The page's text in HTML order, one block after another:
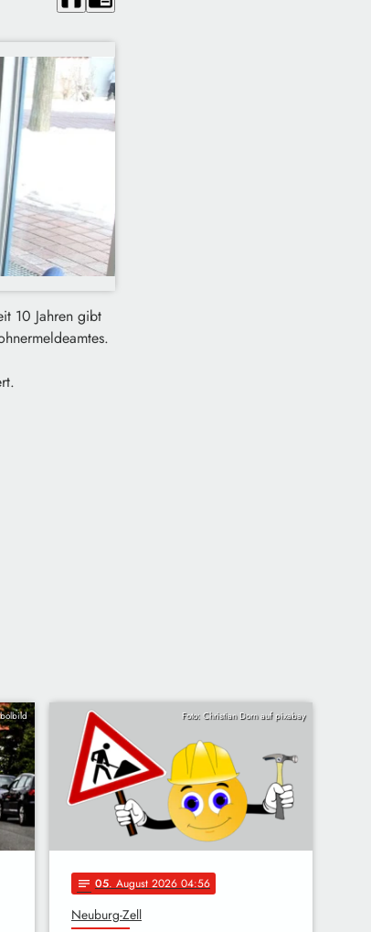
10 Jahren gibt
Foto: Christian Dorn auf pixabay
notes 05. August 2026 04:56
Neuburg-Zell